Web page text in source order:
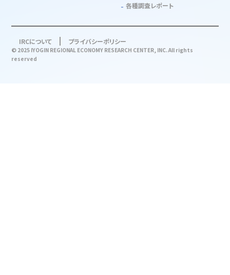
各種調査レポート
IRCについて プライバシーポリシー
© 2025 IYOGIN REGIONAL ECONOMY RESEARCH CENTER, INC. All rights
reserved